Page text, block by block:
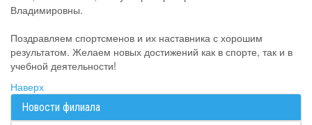
Владимировны.
Поздравляем спортсменов и их наставника с хорошим
результатом. Желаем новых достижений как в спорте, так и в
учебной деятельности!
Наверх
Новости филиала